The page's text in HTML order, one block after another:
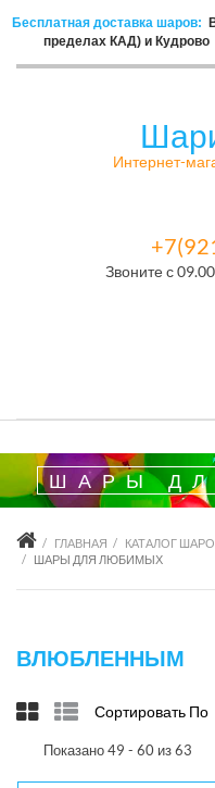
Бесплатная доставка шаров:
пределах КАД) и Кудрово
Интернет-
Звоните с
ШАРЫ
ГЛАВНАЯ КАТАЛОГ
ШАРЫ ДЛЯ ЛЮБИМЫХ
ВЛЮБЛЕННЫМ
Сортировать По
Показано 49 - 60 из 63